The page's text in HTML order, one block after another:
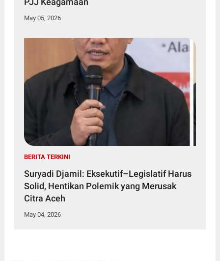
May 05, 2026
BERITA TERKINI
Suryadi Djamil: Eksekutif–Legislatif Harus
Solid, Hentikan Polemik yang Merusak
Citra Aceh
May 04, 2026